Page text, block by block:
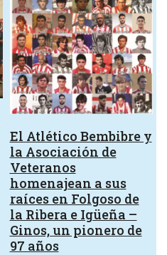
El Atlético Bembibre y
la Asociación de
Veteranos
homenajean a sus
raíces en Folgoso de
la Ribera e Igüeña –
Ginos, un pionero de
97 años